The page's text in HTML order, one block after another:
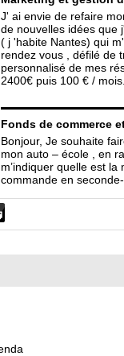
J' ai envie de refaire
de nouvelles idées que
( j 'habite Nantes) qui
rendez vous , défilé de
personnalisé de mes
2400€ puis 100 € /
Fonds de commerce
Bonjour, Je souhaite
mon auto – école , en
m’indiquer quelle est
commande en